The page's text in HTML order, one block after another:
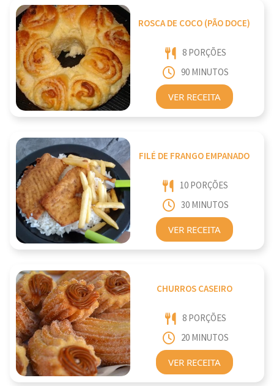
ROSCA DE COCO (PÃO DOCE)
8 PORÇÕES
90 MINUTOS
VER RECEITA
FILÉ DE FRANGO EMPANADO
10 PORÇÕES
30 MINUTOS
VER RECEITA
CHURROS CASEIRO
8 PORÇÕES
20 MINUTOS
VER RECEITA